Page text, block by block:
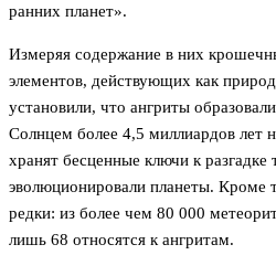
ранних планет».
Измеряя содержание в них
элементов, действующих как
установили, что ангриты
Солнцем более 4,5 миллиардов
хранят бесценные ключи к
эволюционировали планеты. Кроме
редки: из более чем 80 000
лишь 68 относятся к ангритам.